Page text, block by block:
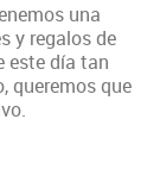
una
y regalos de
este día tan
queremos que